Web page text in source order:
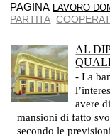
PAGINA LAVORO
PARTITA
AL
- La
avere
mansioni di fatto
secondo le